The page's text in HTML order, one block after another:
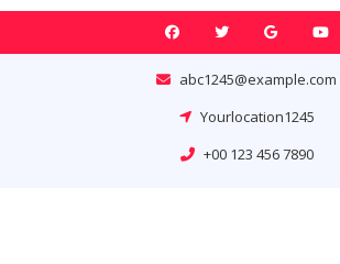
Skip
abc1245@example.com
Yourlocation1245
+00 123 456 7890